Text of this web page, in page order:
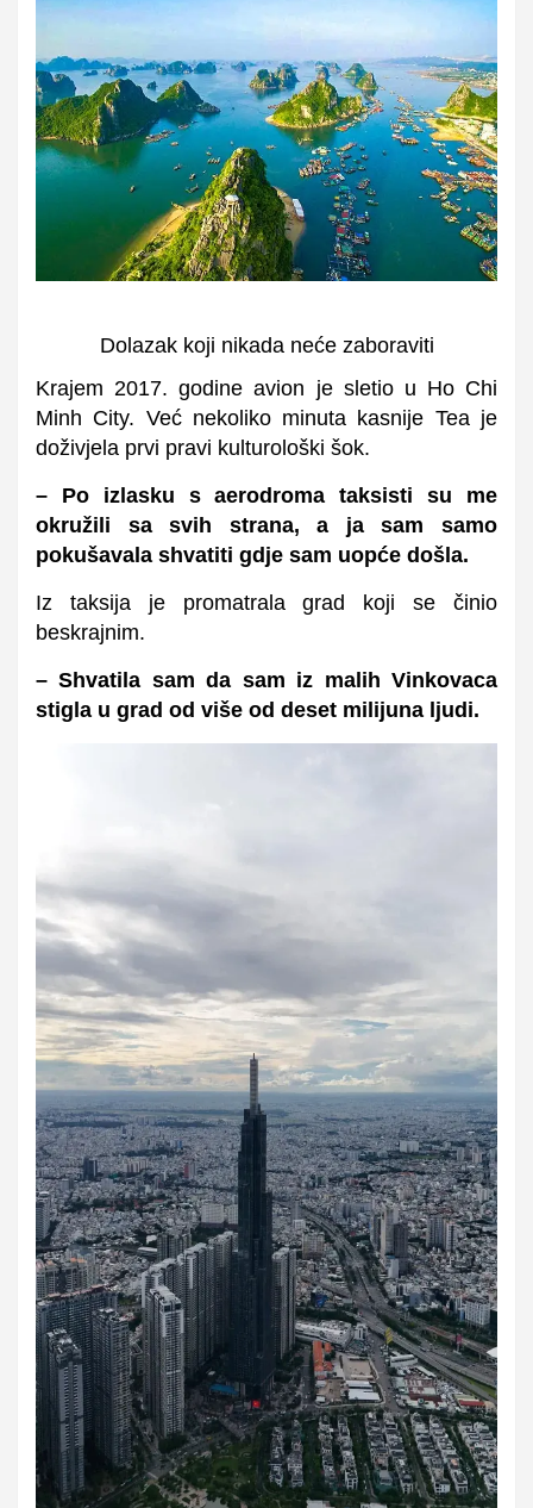
Dolazak koji nikada neće zaboraviti
Krajem 2017. godine avion je sletio u Ho Chi
Minh City. Već nekoliko minuta kasnije Tea je
doživjela prvi pravi kulturološki šok.
– Po izlasku s aerodroma taksisti su me
okružili sa svih strana, a ja sam samo
pokušavala shvatiti gdje sam uopće došla.
Iz taksija je promatrala grad koji se činio
beskrajnim.
– Shvatila sam da sam iz malih Vinkovaca
stigla u grad od više od deset milijuna ljudi.